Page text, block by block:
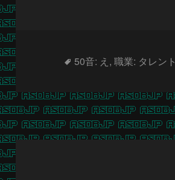
タ
50音: え ,職業: タレント